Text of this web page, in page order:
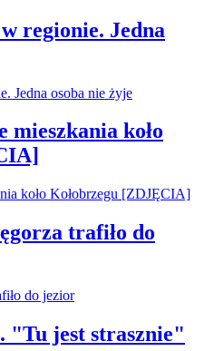
regionie. Jedna
mieszkania koło
trafiło do
"Tu jest strasznie"